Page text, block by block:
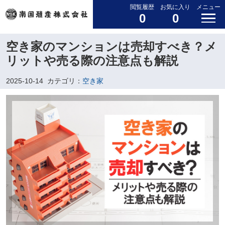
閲覧履歴
0
お気に入り
0
メニュー
空き家のマンションは売却すべき？メ
リットや売る際の注意点も解説
2025-10-14 カテゴリ： 空き家